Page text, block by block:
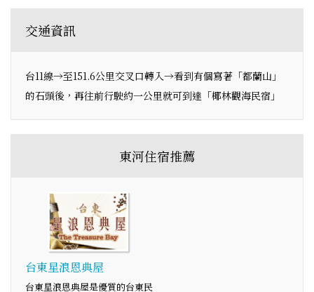
交通資訊
台11線→至151.6公里交叉口轉入→看到有個寫著「都蘭山」
的石頭後，再往前行駛約一公里就可到達「椰林觀海民宿」
東河住宿推薦
台東星浪恩典屋
台東星浪恩典屋是優質的台東民